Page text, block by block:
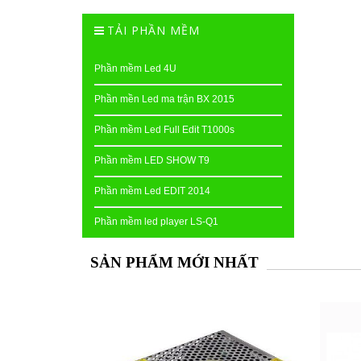
TẢI PHẦN MỀM
Phần mềm Led 4U
Phần mền Led ma trận BX 2015
Phần mềm Led Full Edit T1000s
Phần mềm LED SHOW T9
Phần mềm Led EDIT 2014
Phần mềm led player LS-Q1
SẢN PHẨM MỚI NHẤT